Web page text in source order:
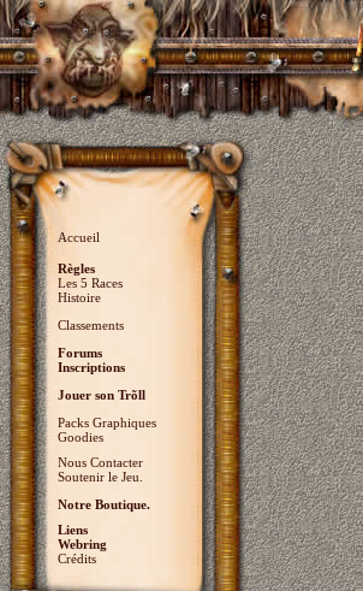
Accueil
Règles
Les 5 Races
Histoire
Classements
Forums
Inscriptions
Jouer son Trõll
Packs Graphiques
Goodies
Nous Contacter
Soutenir le Jeu.
Notre Boutique.
Liens
Webring
Crédits